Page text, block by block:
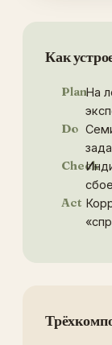
Как
PlanНа
Do
Check
Act